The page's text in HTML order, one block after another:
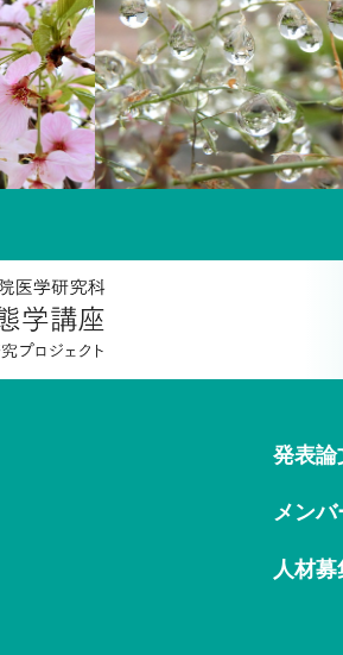
「双極性障害に先天的・後天的デ
双極性障害研究ネットワークの皆
Communicationsに掲載されまし
https://www.juntendo.ac.jp/
精神疾患動態研究チーム20周年記
気分障害分子病態学講座が設立さ
2020年10月4日(日曜日)に、20周
発表論
メンバ
人材募